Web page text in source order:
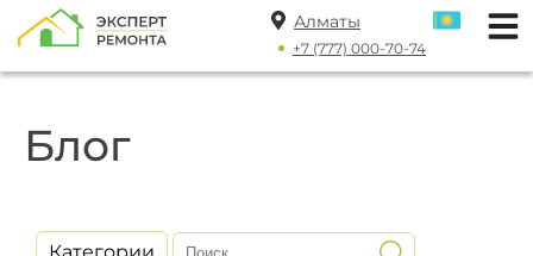
Алматы
+7 (777) 000-70-74
Блог